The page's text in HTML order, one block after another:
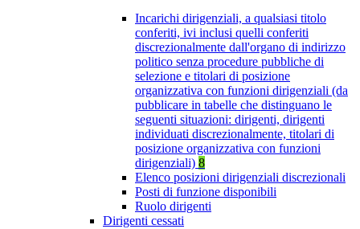
Incarichi dirigenziali, a qualsiasi titolo
conferiti, ivi inclusi quelli conferiti
discrezionalmente dall'organo di indirizzo
politico senza procedure pubbliche di
selezione e titolari di posizione
organizzativa con funzioni dirigenziali (da
pubblicare in tabelle che distinguano le
seguenti situazioni: dirigenti, dirigenti
individuati discrezionalmente, titolari di
posizione organizzativa con funzioni
dirigenziali) 8
Elenco posizioni dirigenziali discrezionali
Posti di funzione disponibili
Ruolo dirigenti
Dirigenti cessati